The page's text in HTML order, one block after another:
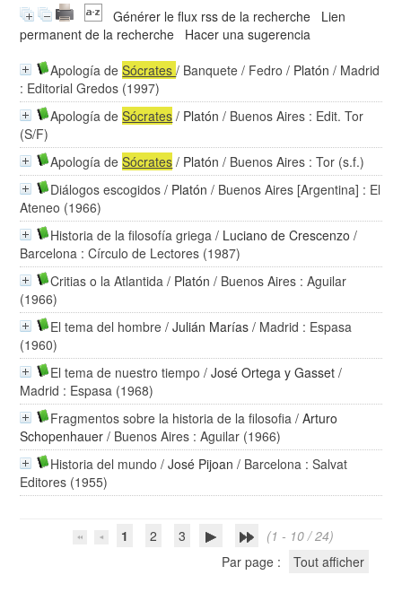
Générer le flux rss de la recherche
Lien
permanent de la recherche
Hacer una sugerencia
Apología deSócrates/ Banquete / Fedro / Platón / Madrid
: Editorial Gredos (1997)
Apología deSócrates / Platón / Buenos Aires : Edit. Tor
(S/F)
Apología deSócrates / Platón / Buenos Aires : Tor (s.f.)
Diálogos escogidos / Platón / Buenos Aires [Argentina] : El
Ateneo (1966)
Historia de la filosofía griega / Luciano de Crescenzo /
Barcelona : Círculo de Lectores (1987)
Critias o la Atlantida / Platón / Buenos Aires : Aguilar
(1966)
El tema del hombre /Julián Marías / Madrid : Espasa
(1960)
El tema de nuestro tiempo /José Ortega y Gasset /
Madrid : Espasa (1968)
Fragmentos sobre la historia de la filosofia /Arturo
Schopenhauer / Buenos Aires : Aguilar (1966)
Historia del mundo /José Pijoan / Barcelona : Salvat
Editores (1955)
1 2 3
(1 - 10 / 24)
Par page :
Tout afficher